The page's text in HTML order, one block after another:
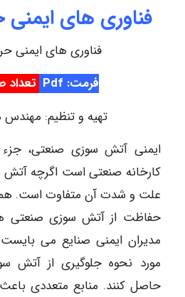
فناوری های
فناوری های ایمنی
فرمت: Pdf
تعداد
تهیه و تنظیم: مهندس
ایمنی آتش سوزی صنعتی،
کارخانه صنعتی است اگرچه آتش
علت و شدت آن متفاوت است.
حفاظت از آتش سوزی صنعتی
مدیران ایمنی صنایع می
مورد نحوه جلوگیری از آتش
حاصل کنند. منابع متعددی